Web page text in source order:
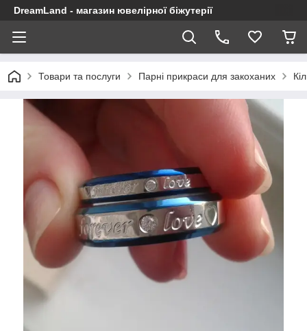
DreamLand - магазин ювелірної біжутерії
Товари та послуги Парні прикраси для закоханих